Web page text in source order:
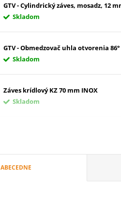
GTV - Cylindrický záves, mosadz, 12
Skladom
GTV - Obmedzovač uhla otvorenia 86°
Skladom
Záves krídlový KZ 70 mm INOX
Skladom
ABECEDNE